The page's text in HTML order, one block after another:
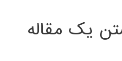
یک مقاله